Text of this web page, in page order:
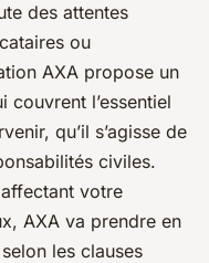
des attentes
ou
AXA propose un
couvrent l’essentiel
qu’il s’agisse de
civiles.
votre
AXA va prendre en
les clauses